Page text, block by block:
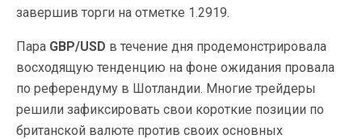
завершив торги на отметке 1.2919.
Пара GBP/USD в течение дня продемонстрировала
восходящую тенденцию на фоне ожидания провала
по референдуму в Шотландии. Многие трейдеры
решили зафиксировать свои короткие позиции по
британской валюте против своих основных